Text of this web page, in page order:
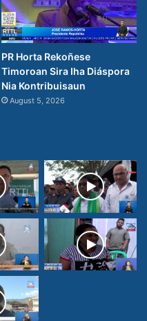
PR Horta Rekoñese
Timoroan Sira Iha Diáspora
Nia Kontribuisaun
August 5, 2026